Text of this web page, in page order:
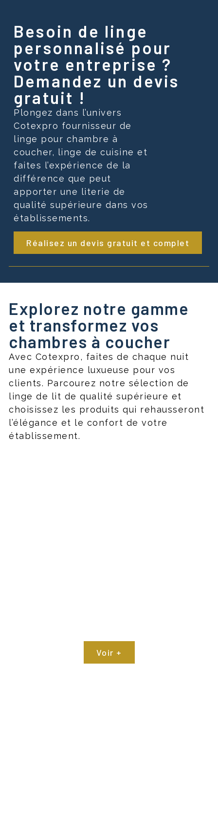
Besoin de linge
personnalisé pour
votre entreprise ?
Demandez un devis
gratuit !
Plongez dans l’univers
Cotexpro fournisseur de
linge pour chambre à
coucher, linge de cuisine et
faites l’expérience de la
différence que peut
apporter une literie de
qualité supérieure dans vos
établissements.
Réalisez un devis gratuit et complet
Explorez notre gamme
et transformez vos
chambres à coucher
Avec Cotexpro, faites de chaque nuit
une expérience luxueuse pour vos
clients. Parcourez notre sélection de
linge de lit de qualité supérieure et
choisissez les produits qui rehausseront
l’élégance et le confort de votre
établissement.
Voir +